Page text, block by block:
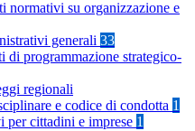
normativi su organizzazione e
generali 33
di programmazione strategico-
regionali
e codice di condotta 1
per cittadini e imprese 1